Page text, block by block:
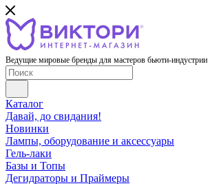
Ведущие мировые бренды для мастеров бьюти-индустрии
Каталог
Давай, до свидания!
Новинки
Лампы, оборудование и аксессуары
Гель-лаки
Базы и Топы
Дегидраторы и Праймеры